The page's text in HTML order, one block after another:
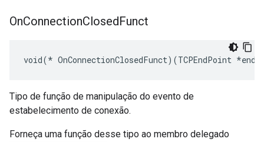
OnConnectionClosedFunct
void(* OnConnectionClosedFunct)(TCPEndPoint
Tipo de função de manipulação do evento de
estabelecimento de conexão.
Forneça uma função desse tipo ao membro delegado